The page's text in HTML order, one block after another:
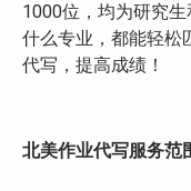
1000位，均为研究
什么专业，都能轻松
代写，提高成绩！
北美作业代写服务范